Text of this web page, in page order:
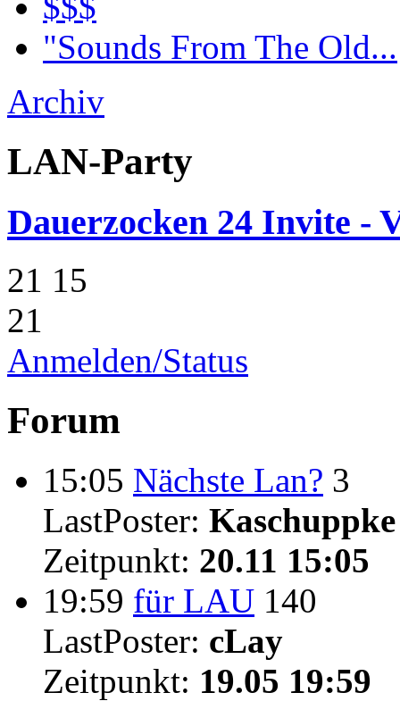
"Sounds From The Old...
Archiv
LAN-Party
Dauerzocken 24 Invite -
21 15
21
Anmelden/Status
Forum
15:05 Nächste Lan? 3
LastPoster: Kaschuppke
Zeitpunkt: 20.11 15:05
19:59 für LAU 140
LastPoster: cLay
Zeitpunkt: 19.05 19:59